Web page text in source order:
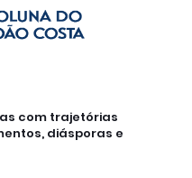
com trajetórias
diásporas e